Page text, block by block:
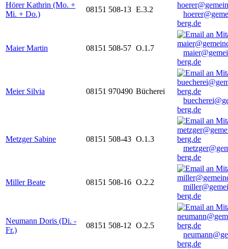
Hörer Kathrin (Mo. +
Mi. + Do.)
08151 508-13 E.3.2
berg.de
Maier Martin 08151 508-57 O.1.7
berg.de
Meier Silvia 08151 970490 Bücherei
berg.de
Metzger Sabine 08151 508-43 O.1.3
berg.de
Miller Beate 08151 508-16 O.2.2
berg.de
Neumann Doris (Di. -
Fr.)
08151 508-12 O.2.5
berg.de